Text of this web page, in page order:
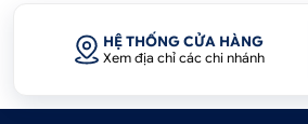
HỆ THỐNG CỬA HÀNG
Xem địa chỉ các chi nhánh